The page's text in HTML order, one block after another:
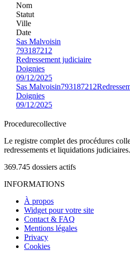
Nom
Statut
Ville
Date
Sas Malvoisin
793187212
Redressement judiciaire
Doignies
09/12/2025
Sas Malvoisin793187212
Doignies
09/12/2025
Procedurecollective
Le registre complet des procédures
redressements et liquidations judiciaires.
369.745 dossiers actifs
INFORMATIONS
À propos
Widget pour votre site
Contact & FAQ
Mentions légales
Privacy
Cookies